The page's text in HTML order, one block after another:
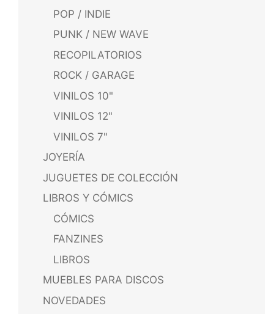
POP / INDIE
PUNK / NEW WAVE
RECOPILATORIOS
ROCK / GARAGE
VINILOS 10"
VINILOS 12"
VINILOS 7"
JOYERÍA
JUGUETES DE COLECCIÓN
LIBROS Y CÓMICS
CÓMICS
FANZINES
LIBROS
MUEBLES PARA DISCOS
NOVEDADES